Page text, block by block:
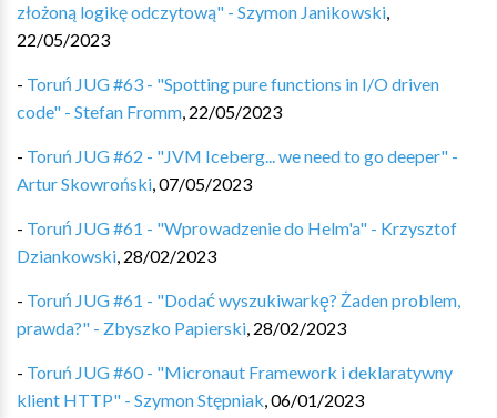
złożoną logikę odczytową" - Szymon Janikowski,
22/05/2023
- Toruń JUG #63 - "Spotting pure functions in I/O driven
code" - Stefan Fromm, 22/05/2023
- Toruń JUG #62 - "JVM Iceberg... we need to go deeper" -
Artur Skowroński,07/05/2023
- Toruń JUG #61 - "Wprowadzenie do Helm'a" - Krzysztof
Dziankowski, 28/02/2023
- Toruń JUG #61 - "Dodać wyszukiwarkę? Żaden problem,
prawda?" - Zbyszko Papierski, 28/02/2023
- Toruń JUG #60 - "Micronaut Framework i deklaratywny
klient HTTP" - Szymon Stępniak,06/01/2023